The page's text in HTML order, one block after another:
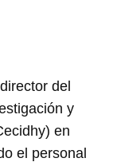
del
y
en
el personal